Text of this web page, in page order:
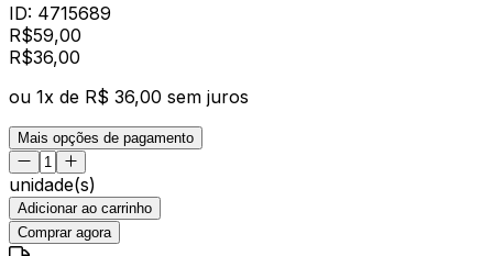
ID: 4715689
R$59,00
R$36,00
ou 1x de R$ 36,00 sem juros
Mais opções de pagamento
unidade(s)
Adicionar ao carrinho
Comprar agora